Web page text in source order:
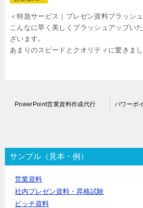
＜特急サービス｜プレゼン資料ブラッシ
こんなに早く美しくブラッシュアップい
ざいます。
あまりのスピードとクオリティに驚きまし
ゲ
ー
シ
PowerPoint営業資料作成代行
サンプル（見本・例）
営業資料
社内プレゼン資料・昇格試験
ピッチ資料